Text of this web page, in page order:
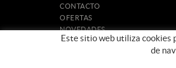
CONTACTO
OFERTAS
NOVEDADES
Este sitio web utiliza cookies
de